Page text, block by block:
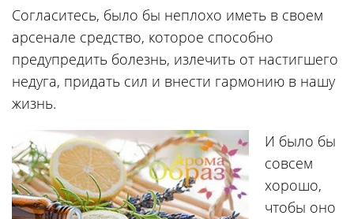
Согласитесь, было бы неплохо иметь в своем
арсенале средство, которое способно
предупредить болезнь, излечить от настигшего
недуга, придать сил и внести гармонию в нашу
жизнь.
И было бы
совсем
хорошо,
чтобы оно